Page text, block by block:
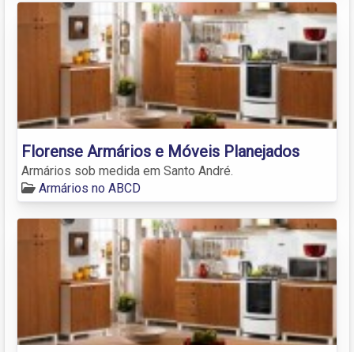
Florense Armários e Móveis Planejados
Armários sob medida em Santo André.
Armários no ABCD